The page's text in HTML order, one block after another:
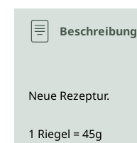
Beschreibung
Neue Rezeptur.
1 Riegel = 45g